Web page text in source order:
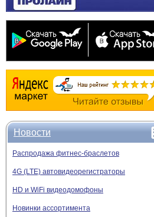
Новости
Распродажа фитнес-браслетов
4G (LTE) автовидеорегистраторы
HD и WiFi видеодомофоны
Новинки ассортимента